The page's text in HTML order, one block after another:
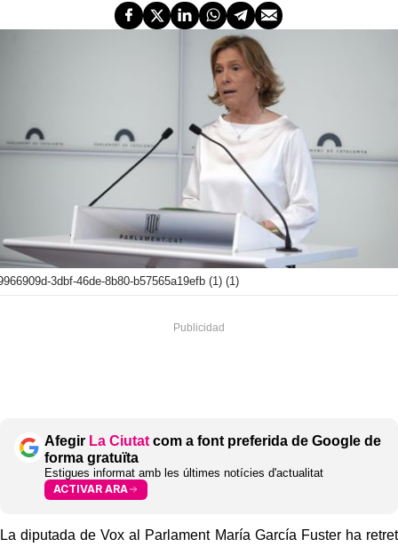
3dbf-46de-8b80-b57565a19efb (1) (1)
Afegir La Ciutat com a font preferida de Google de
forma gratuïta
Estigues informat amb les últimes notícies d'actualitat
ACTIVAR ARA
La diputada de Vox al Parlament María García Fuster ha retret